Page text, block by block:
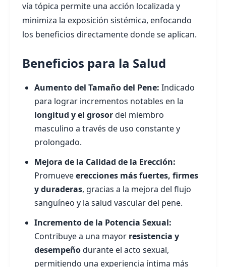
vía tópica permite una acción localizada y
minimiza la exposición sistémica, enfocando
los beneficios directamente donde se aplican.
Beneficios para la Salud
Aumento del Tamaño del Pene: Indicado
para lograr incrementos notables en la
longitud y el grosordel miembro
masculino a través de uso constante y
prolongado.
Mejora de la Calidad de la Erección:
Promueveerecciones más fuertes, firmes
y duraderas, gracias a la mejora del flujo
sanguíneo y la salud vascular del pene.
Incremento de la Potencia Sexual:
Contribuye a una mayor resistencia y
desempeñodurante el acto sexual,
permitiendo una experiencia íntima más